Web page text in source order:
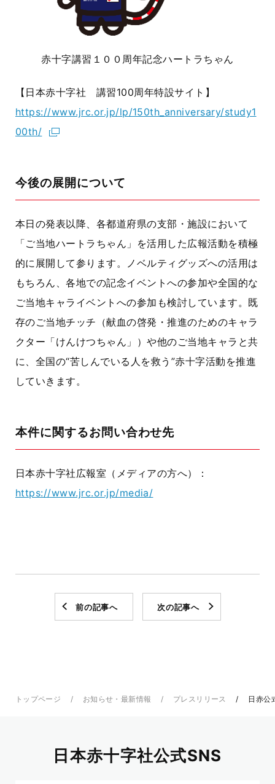
赤十字講習１００周年記念ハートラちゃん
【日本赤十字社 講習100周年特設サイト】
https://www.jrc.or.jp/lp/150th_anniversary/study1
00th/
今後の展開について
本日の発表以降、各都道府県の支部・施設において
「ご当地ハートラちゃん」を活用した広報活動を積極
的に展開して参ります。ノベルティグッズへの活用は
もちろん、各地での記念イベントへの参加や全国的な
ご当地キャライベントへの参加も検討しています。既
存のご当地チッチ（献血の啓発・推進のためのキャラ
クター「けんけつちゃん」）や他のご当地キャラと共
に、全国の“苦しんでいる人を救う”赤十字活動を推進
していきます。
本件に関するお問い合わせ先
日本赤十字社広報室（メディアの方へ）：
https://www.jrc.or.jp/media/
前の記事へ 次の記事へ
トップページ お知らせ・最新情報 プレスリリース 日赤公
日本赤十字社公式SNS